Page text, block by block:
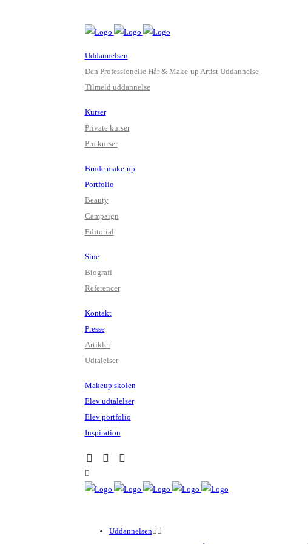
Uddannelsen
Den Professionelle Hår & Make-up Artist Uddannelse
Tilmeld uddannelse
Kurser
Private kurser
Pro kurser
Brude make-up
Portfolio
Beauty
Campaign
Editorial
Sine
Biografi
Referencer
Kontakt
Presse
Artikler
Udtalelser
Makeup skolen
Elev udtalelser
Elev portfolio
Inspiration
Uddannelsen